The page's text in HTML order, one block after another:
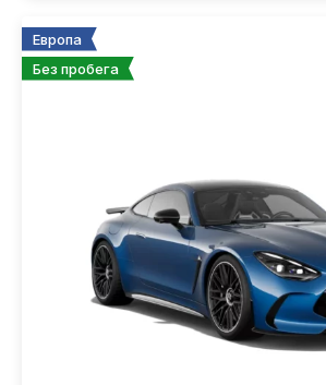
Европа
Без пробега